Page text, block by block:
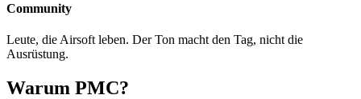
Community
Leute, die Airsoft leben. Der Ton macht den Tag, nicht die
Ausrüstung.
Warum PMC?